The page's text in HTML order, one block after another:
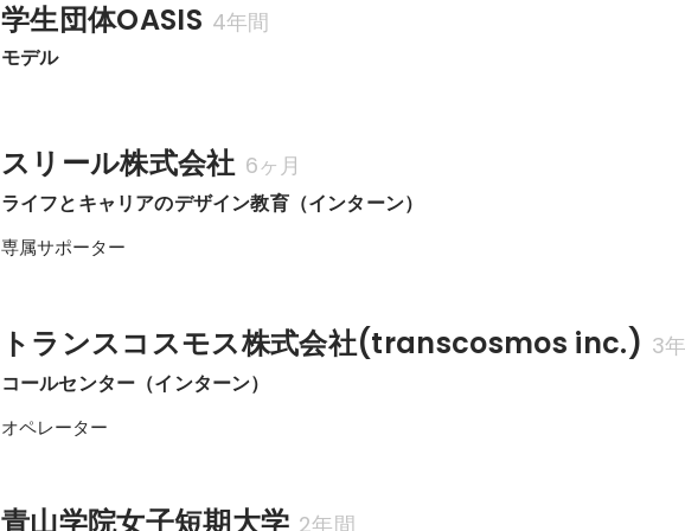
学生団体OASIS 4年間
モデル
スリール株式会社 6ヶ月
ライフとキャリアのデザイン教育（インターン）
専属サポーター
トランスコスモス株式会社(transcosmos inc.) 3
コールセンター（インターン）
オペレーター
青山学院女子短期大学 2年間